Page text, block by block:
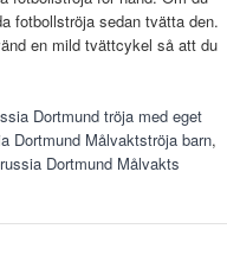
fotbollströja sedan tvätta den.
en mild tvättcykel så att du
Dortmund tröja med eget
Dortmund Målvaktströja barn,
Dortmund Målvakts